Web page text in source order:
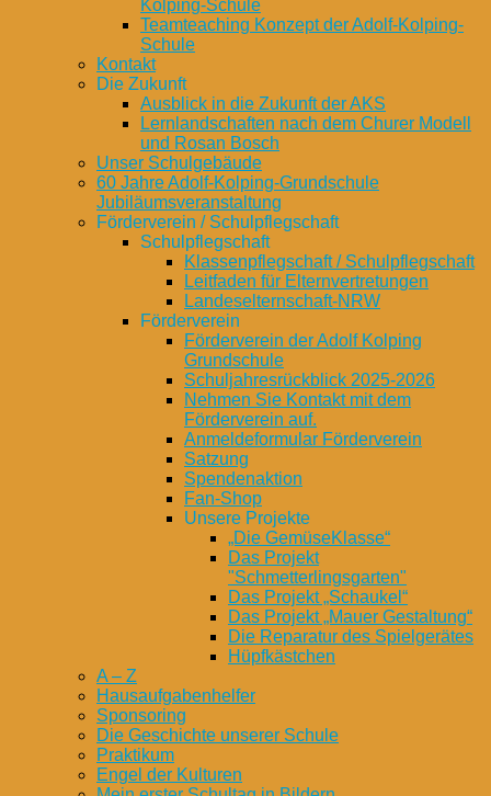
Kolping-Schule
Teamteaching Konzept der Adolf-Kolping-
Schule
Kontakt
Die Zukunft
Ausblick in die Zukunft der AKS
Lernlandschaften nach dem Churer Modell
und Rosan Bosch
Unser Schulgebäude
60 Jahre Adolf-Kolping-Grundschule
Jubiläumsveranstaltung
Förderverein / Schulpflegschaft
Schulpflegschaft
Klassenpflegschaft / Schulpflegschaft
Leitfaden für Elternvertretungen
Landeselternschaft-NRW
Förderverein
Förderverein der Adolf Kolping
Grundschule
Schuljahresrückblick 2025-2026
Nehmen Sie Kontakt mit dem
Förderverein auf.
Anmeldeformular Förderverein
Satzung
Spendenaktion
Fan-Shop
Unsere Projekte
„Die GemüseKlasse“
Das Projekt
"Schmetterlingsgarten"
Das Projekt „Schaukel“
Das Projekt „Mauer Gestaltung“
Die Reparatur des Spielgerätes
Hüpfkästchen
A – Z
Hausaufgabenhelfer
Sponsoring
Die Geschichte unserer Schule
Praktikum
Engel der Kulturen